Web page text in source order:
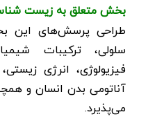
بخش متعلق به زیست
طراحی پرسش‌های این
سلولی، ترکیبات
فیزیولوژی، انرژی
آناتومی بدن انسان و
می‌پذیرد.